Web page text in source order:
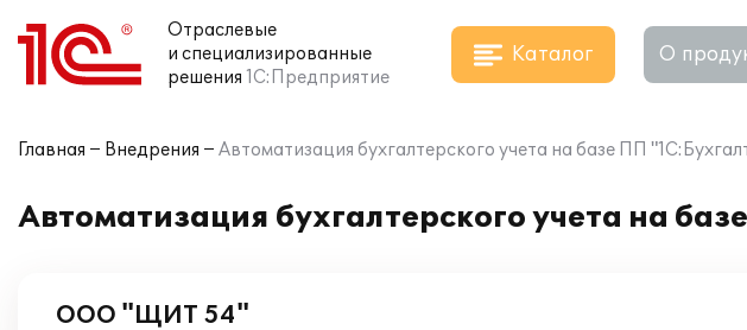
Отраслевые
и специализированные
решения 1С:Предприятие
Каталог О
Главная Внедрения Автоматизация бухгалтерского учета на базе ПП
Автоматизация бухгалтерского учета на
ООО "ЩИТ 54"